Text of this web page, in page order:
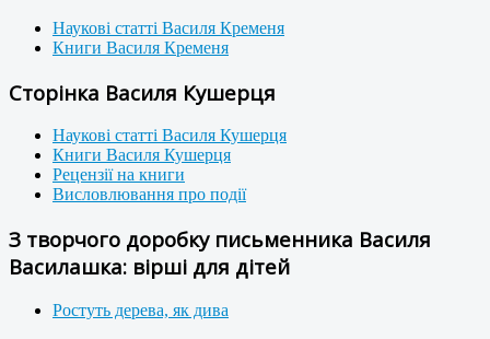
Наукові статті Василя Кременя
Книги Василя Кременя
Сторінка Василя Кушерця
Наукові статті Василя Кушерця
Книги Василя Кушерця
Рецензії на книги
Висловлювання про події
З творчого доробку письменника Василя
Василашка: вірші для дітей
Ростуть дерева, як дива